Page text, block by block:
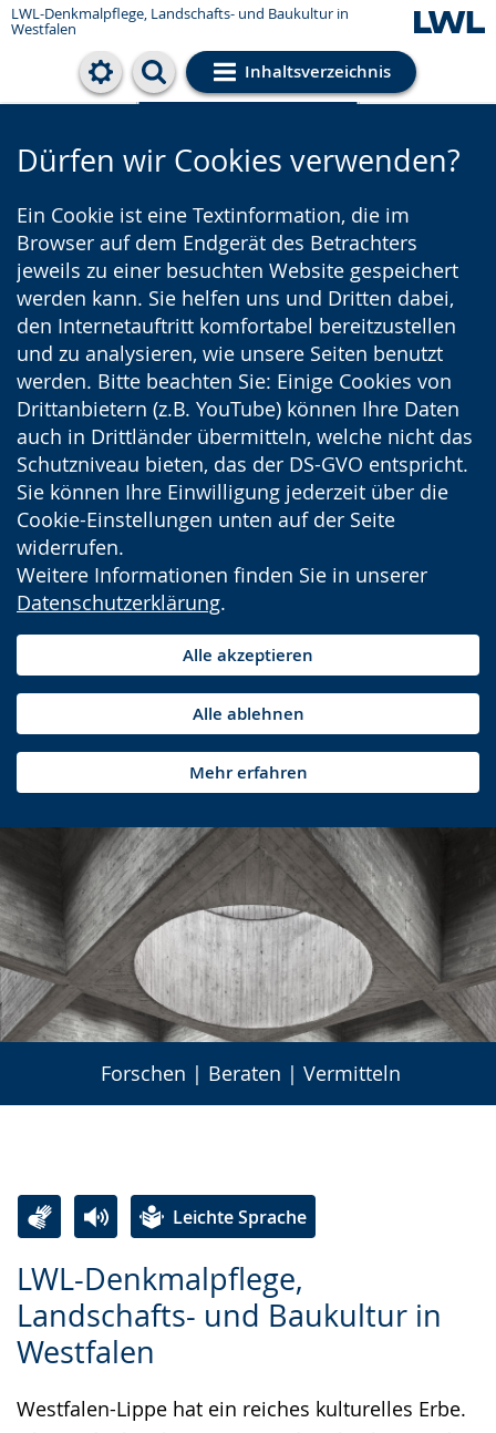
LWL-Denkmalpflege, Landschafts- und Baukultur in
Westfalen
Inhaltsverzeichnis
Cookie-Einstellungen
Dürfen wir Cookies verwenden?
Ein Cookie ist eine Textinformation, die im
Browser auf dem Endgerät des Betrachters
jeweils zu einer besuchten Website gespeichert
werden kann. Sie helfen uns und Dritten dabei,
den Internetauftritt komfortabel bereitzustellen
und zu analysieren, wie unsere Seiten benutzt
werden. Bitte beachten Sie: Einige Cookies von
Drittanbietern (z.B. YouTube) können Ihre Daten
auch in Drittländer übermitteln, welche nicht das
Schutzniveau bieten, das der DS-GVO entspricht.
Sie können Ihre Einwilligung jederzeit über die
Cookie-Einstellungen unten auf der Seite
widerrufen.
Weitere Informationen finden Sie in unserer
Datenschutzerklärung.
Alle akzeptieren
Alle ablehnen
Mehr erfahren
Forschen | Beraten | Vermitteln
LWL-Denkmalpflege,
Landschafts- und Baukultur in
Westfalen
Westfalen-Lippe hat ein reiches kulturelles Erbe.
Leichte Sprache
Leichten
Sprache
wechseln.
Audio-
Unterstützung.
Video
in
Deutscher
wird